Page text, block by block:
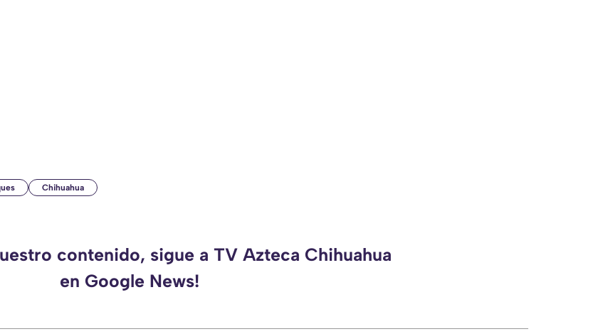
Chihuahua
contenido, sigue a TV Azteca Chihuahua
en Google News!